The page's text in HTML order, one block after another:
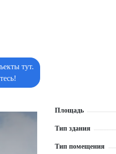
тут.
Площадь
Тип здания
Тип помещения